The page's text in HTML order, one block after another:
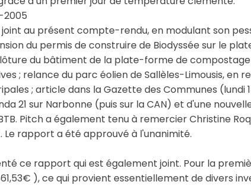
au présent compte-rendu, en modulant son
du permis de construire de Biodyssée sur le
du bâtiment de la plate-forme de
; relance du parc éolien de Sallèles-Limousis, en
; article dans la Gazette des Communes (lundi
21 sur Narbonne (puis sur la CAN) et d'une
Pitch a également tenu à remercier Christine
Le rapport a été approuvé à l'unanimité.
ce rapport qui est également joint. Pour la
), ce qui provient essentiellement de divers